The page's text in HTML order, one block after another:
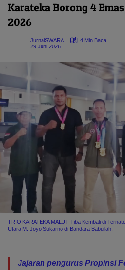
Karateka Borong 4
2026
JurnalSWARA
4 Min Baca
29 Juni 2026
TRIO KARATEKA MALUT Tiba Kembali di
Utara M. Joyo Sukarno di Bandara Babullah.
Jajaran pengurus Propinsi